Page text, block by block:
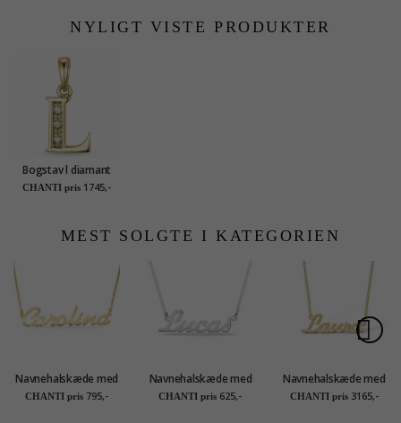
NYLIGT VISTE PRODUKTER
Bogstav l diamant
vedhæng i 9 karat
CHANTI pris 1745,-
MEST SOLGTE I KATEGORIEN
Navnehalskæde med
vedhæng i forgyldt
CHANTI pris 795,-
Navnehalskæde med
vedhæng i sølv - My
CHANTI pris 625,-
Navnehalskæde med
vedhæng i 9 karat
CHANTI pris 3165,-